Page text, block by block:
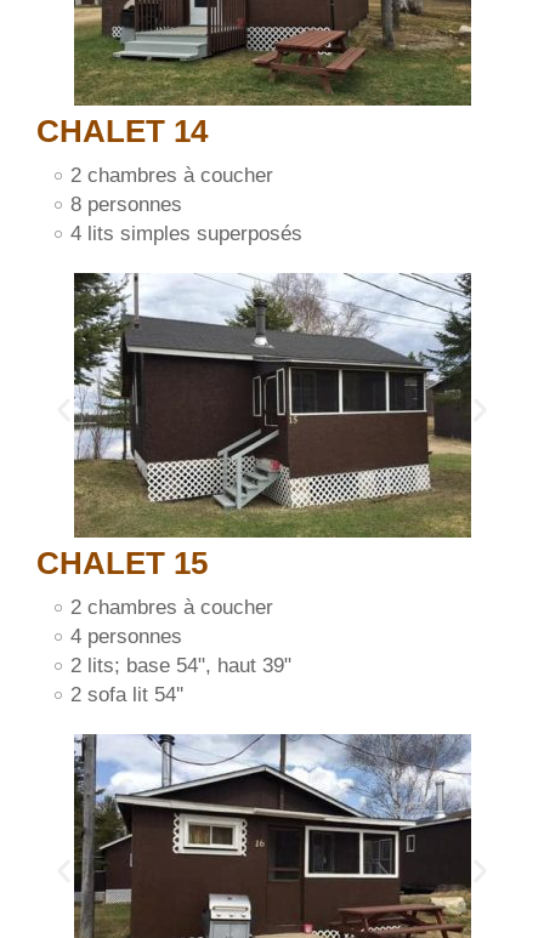
CHALET 14
2 chambres à coucher
8 personnes
4 lits simples superposés
CHALET 15
2 chambres à coucher
4 personnes
2 lits; base 54", haut 39"
2 sofa lit 54''